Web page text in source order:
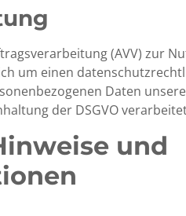
(AVV) zur
um einen
Daten
der DSGVO
und